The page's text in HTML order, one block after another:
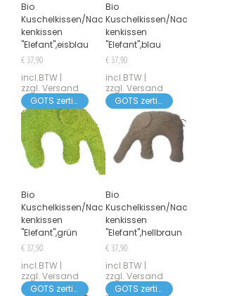
Bio
Kuschelkissen/Nac
kenkissen
"Elefant",eisblau
Prijs
€ 37,90
incl.BTW |
zzgl. Versand
Bio
Kuschelkissen/Nac
kenkissen
"Elefant",blau
Prijs
€ 37,90
incl.BTW |
zzgl. Versand
GOTS zertifiziert
Bio
Kuschelkissen/Nac
kenkissen
"Elefant",grün
Prijs
€ 37,90
incl.BTW |
zzgl. Versand
GOTS zertifiziert
Bio
Kuschelkissen/Nac
kenkissen
"Elefant",hellbraun
Prijs
€ 37,90
incl.BTW |
zzgl. Versand
GOTS zertifiziert
GOTS zertifiziert